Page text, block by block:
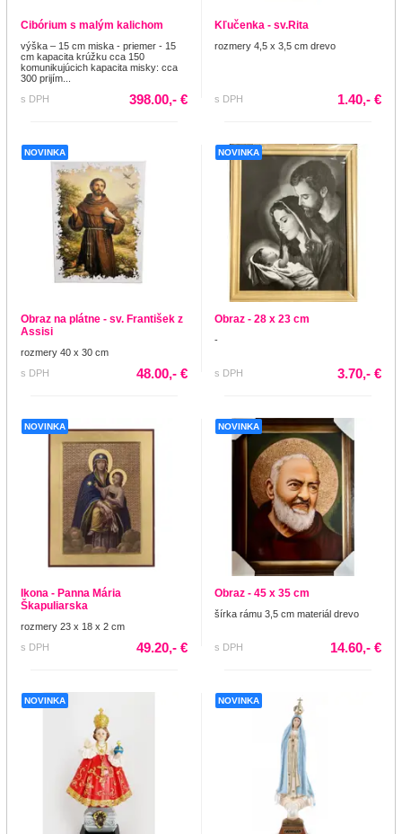
Cibórium s malým kalichom
výška – 15 cm miska - priemer - 15
cm kapacita krúžku cca 150
komunikujúcich kapacita misky: cca
300 prijím...
s DPH
398.00,- €
Kľučenka - sv.Rita
rozmery 4,5 x 3,5 cm drevo
s DPH 1.40,- €
NOVINKA
Obraz na plátne - sv. František z
Assisi
rozmery 40 x 30 cm
s DPH
48.00,- €
NOVINKA
Obraz - 28 x 23 cm
-
s DPH 3.70,- €
NOVINKA
Ikona - Panna Mária
Škapuliarska
rozmery 23 x 18 x 2 cm
s DPH
49.20,- €
NOVINKA
Obraz - 45 x 35 cm
šírka rámu 3,5 cm materiál drevo
s DPH 14.60,- €
NOVINKA NOVINKA